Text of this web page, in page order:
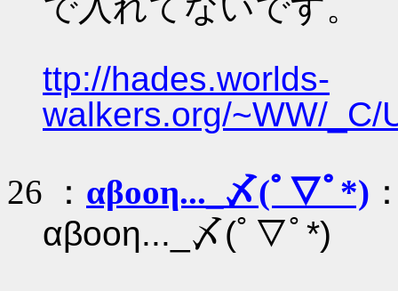
で入れてないです。
ttp://hades.worlds-
walkers.org/~WW/_C/
26 ： αβοοη..._〆(ﾟ▽ﾟ*)
αβοοη..._〆(ﾟ▽ﾟ*)